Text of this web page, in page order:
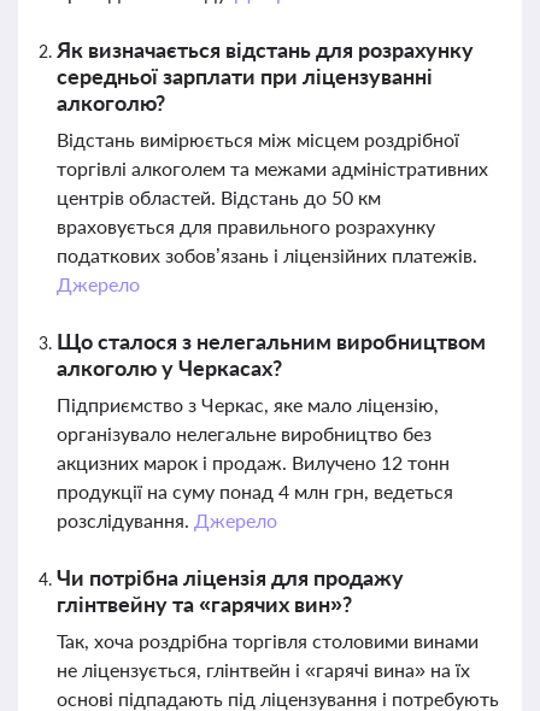
Як визначається відстань для розрахунку
середньої зарплати при ліцензуванні
алкоголю?
Відстань вимірюється між місцем роздрібної
торгівлі алкоголем та межами адміністративних
центрів областей. Відстань до 50 км
враховується для правильного розрахунку
податкових зобов’язань і ліцензійних платежів.
Джерело
Що сталося з нелегальним виробництвом
алкоголю у Черкасах?
Підприємство з Черкас, яке мало ліцензію,
організувало нелегальне виробництво без
акцизних марок і продаж. Вилучено 12 тонн
продукції на суму понад 4 млн грн, ведеться
розслідування. Джерело
Чи потрібна ліцензія для продажу
глінтвейну та «гарячих вин»?
Так, хоча роздрібна торгівля столовими винами
не ліцензується, глінтвейн і «гарячі вина» на їх
основі підпадають під ліцензування і потребують